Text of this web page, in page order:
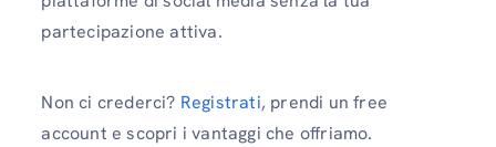
partecipazione attiva.
Non ci crederci? Registrati, prendi un free
account e scopri i vantaggi che offriamo.